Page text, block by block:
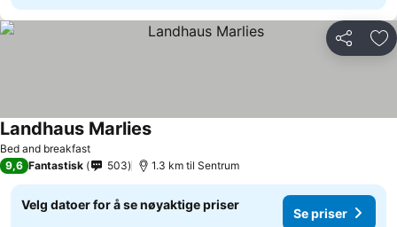
Del
Bed and breakfast
Landhaus Marlies
9,6 Fantastisk 503 1.3 km til Sentrum
Velg datoer for å se nøyaktige priser
Se priser